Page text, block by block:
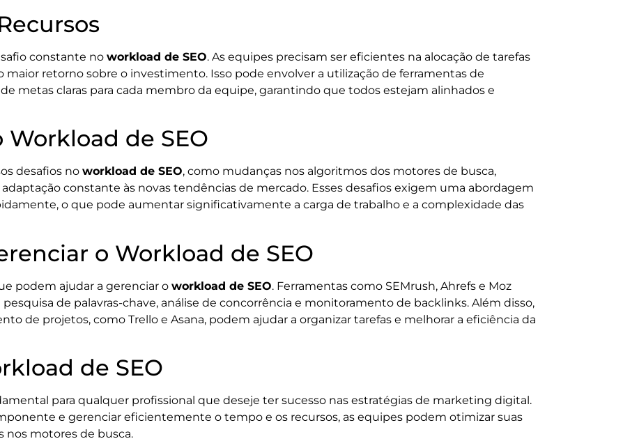
constante no workload de SEO. As equipes precisam ser eficientes na alocação de tarefas
maior retorno sobre o investimento. Isso pode envolver a utilização de ferramentas de
metas claras para cada membro da equipe, garantindo que todos estejam alinhados e
Workload de SEO
desafios no workload de SEO, como mudanças nos algoritmos dos motores de busca,
constante às novas tendências de mercado. Esses desafios exigem uma abordagem
o que pode aumentar significativamente a carga de trabalho e a complexidade das
o Workload de SEO
podem ajudar a gerenciar o workload de SEO. Ferramentas como SEMrush, Ahrefs e Moz
de palavras-chave, análise de concorrência e monitoramento de backlinks. Além disso,
de projetos, como Trello e Asana, podem ajudar a organizar tarefas e melhorar a eficiência da
de SEO
para qualquer profissional que deseje ter sucesso nas estratégias de marketing digital.
e gerenciar eficientemente o tempo e os recursos, as equipes podem otimizar suas
nos motores de busca.